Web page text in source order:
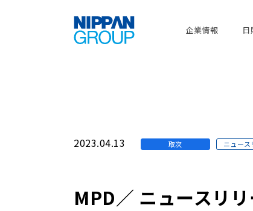
企業情報
2023.04.13 取次 ニュース
MPD／ ニュースリ